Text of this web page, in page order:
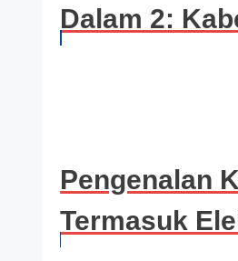
Dalam 2:
Pengenalan
Termasuk